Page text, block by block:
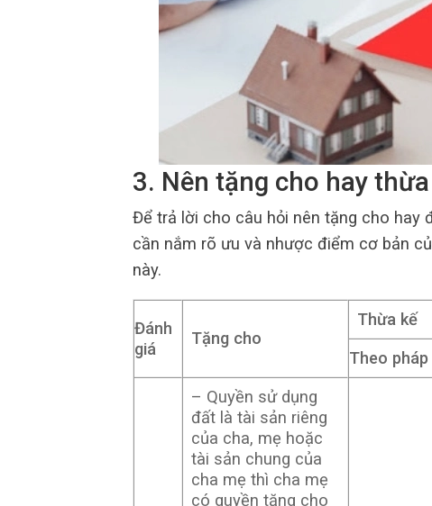
3. Nên tặng cho hay
Để trả lời cho câu hỏi nên tặng cho hay
cần nắm rõ ưu và nhược điểm cơ bản
này.
Đánh
giá
Tặng cho
Thừa kế
Theo
– Quyền sử dụng
đất là tài sản riêng
của cha, mẹ hoặc
tài sản chung của
cha mẹ thì cha mẹ
có quyền tặng cho